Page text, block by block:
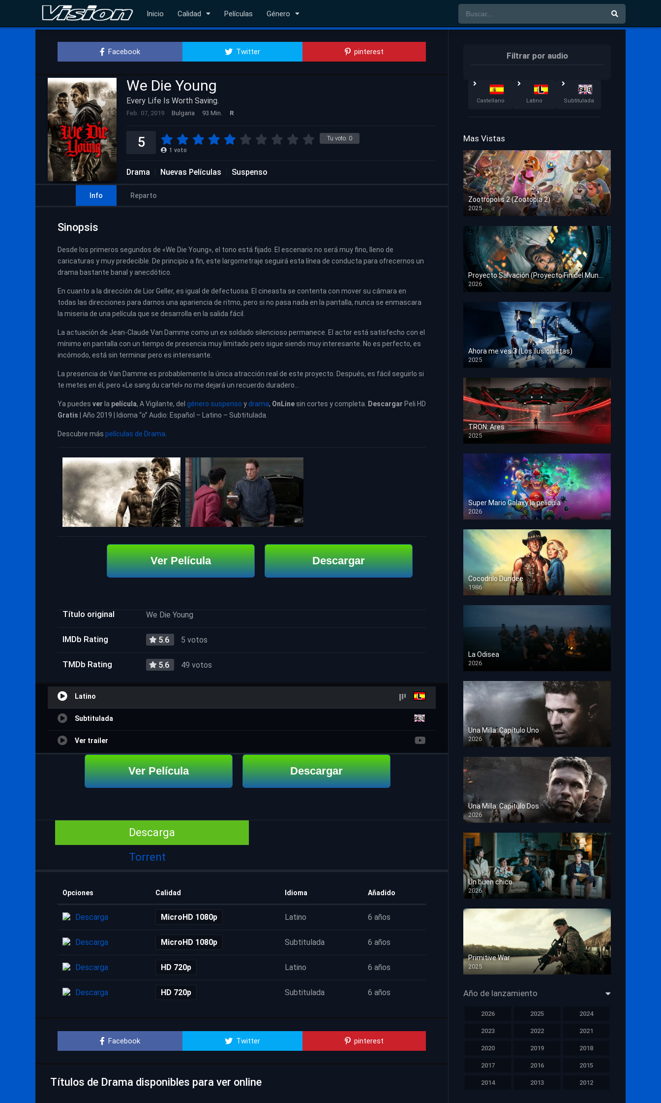
Inicio Calidad Películas Género
Facebook Twitter pinterest
We Die Young
Every Life Is Worth Saving.
Feb. 07, 2019 Bulgaria 93 Min. R
Tu voto: 0
5 1 voto
Drama Nuevas Películas Suspenso
Info Reparto
Sinopsis
Desde los primeros segundos de «We Die Young», el tono está fijado. El escenario no será muy fino, lleno de
caricaturas y muy predecible. De principio a fin, este largometraje seguirá esta línea de conducta para ofrecernos un
drama bastante banal y anecdótico.
En cuanto a la dirección de Lior Geller, es igual de defectuosa. El cineasta se contenta con mover su cámara en
todas las direcciones para darnos una apariencia de ritmo, pero si no pasa nada en la pantalla, nunca se enmascara
la miseria de una película que se desarrolla en la salida fácil.
La actuación de Jean-Claude Van Damme como un ex soldado silencioso permanece. El actor está satisfecho con el
mínimo en pantalla con un tiempo de presencia muy limitado pero sigue siendo muy interesante. No es perfecto, es
incómodo, está sin terminar pero es interesante.
La presencia de Van Damme es probablemente la única atracción real de este proyecto. Después, es fácil seguirlo si
te metes en él, pero «Le sang du cartel» no me dejará un recuerdo duradero…
Ya puedes ver la película, A Vigilante, del género suspenso ydrama, OnLine sin cortes y completa. Descargar Peli HD
Gratis | Año 2019 | Idioma “o” Audio: Español – Latino – Subtitulada.
Descubre más películas de Drama
Ver Película Descargar
Título original We Die Young
IMDb Rating 5.6 5 votos
TMDb Rating 5.6 49 votos
Latino
Subtitulada
Ver trailer
Ver Película Descargar
Descarga
Torrent
Opciones Calidad Idioma Añadido
Descarga MicroHD 1080p Latino 6 años
Descarga MicroHD 1080p Subtitulada 6 años
Descarga HD 720p Latino 6 años
Descarga HD 720p Subtitulada 6 años
Facebook Twitter pinterest
Títulos de Drama disponibles para ver online
Filtrar por audio
Castellano Latino Subtitulada
Mas Vistas
Zootrópolis 2 (Zootopia 2)
2025
HD 1080p
Proyecto Salvación (Proyecto Fin del Mundo)
2026
HD 1080p
Ahora me ves 3 (Los ilusionistas)
2025
HD 1080p
TRON: Ares
2025
HD 1080p
Super Mario Galaxy la película
2026
HD 1080p
Cocodrilo Dundee
1986
HD 1080p
La Odisea
2026
TS Screener
Una Milla: Capítulo Uno
2026
HD 1080p
Una Milla: Capítulo Dos
2026
HD 1080p
Un buen chico
2026
HD 1080p
Primitive War
2025
HD 1080p
Año de lanzamiento
2026 2025 2024
2023 2022 2021
2020 2019 2018
2017 2016 2015
2014 2013 2012